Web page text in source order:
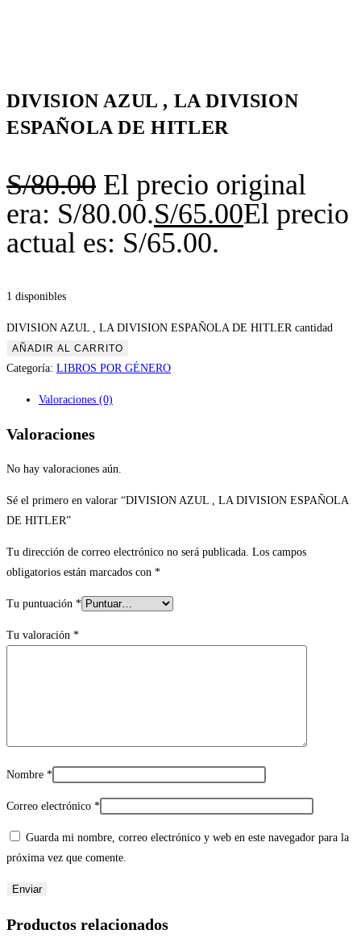
DIVISION AZUL , LA DIVISION
ESPAÑOLA DE HITLER
S/80.00 El precio original
era: S/80.00.S/65.00El precio
actual es: S/65.00.
1 disponibles
DIVISION AZUL , LA DIVISION ESPAÑOLA DE HITLER cantidad
AÑADIR AL CARRITO
Categoría: LIBROS POR GÉNERO
Valoraciones (0)
Valoraciones
No hay valoraciones aún.
Sé el primero en valorar “DIVISION AZUL , LA DIVISION ESPAÑOLA
DE HITLER”
Tu dirección de correo electrónico no será publicada. Los campos
obligatorios están marcados con *
Tu puntuación *
Tu valoración *
Nombre *
Correo electrónico *
Guarda mi nombre, correo electrónico y web en este navegador para la
próxima vez que comente.
Productos relacionados